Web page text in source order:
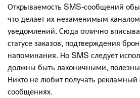
Открываемость SMS-сообщений
что делает их незаменимым
уведомлений. Сюда отлично
статусе заказов, подтверждения
напоминания. Но SMS следует
должны быть лаконичными,
Никто не любит получать
сообщениях.